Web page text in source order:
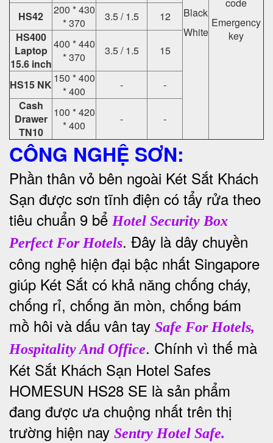
Black
White
Emergency
key
HS42
200 * 430
* 370
3.5 / 1.5
12
HS400
Laptop
15.6 inch
400 * 440
* 370
3.5 / 1.5 15
HS15 NK 150 * 400
* 400
-
-
Cash
Drawer
TN10
100 * 420
* 400
- -
CÔNG NGHỆ SƠN:
Phần thân vỏ bên ngoài Két Sắt Khách
Sạn được sơn tĩnh điện có tẩy rửa theo
tiêu chuẩn 9 bể Hotel Security Box
Perfect For Hotels. Đây là dây chuyền
công nghệ hiện đại bậc nhất Singapore
giúp Két Sắt có khả năng chống cháy,
chống rỉ, chống ăn mòn, chống bám
mồ hôi và dấu vân tay Safe For Hotels,
Hospitality And Office. Chính vì thế mà
Két Sắt Khách Sạn Hotel Safes
HOMESUN HS28 SE là sản phẩm
đang được ưa chuộng nhất trên thị
trường hiện nay Sentry Hotel Safe.